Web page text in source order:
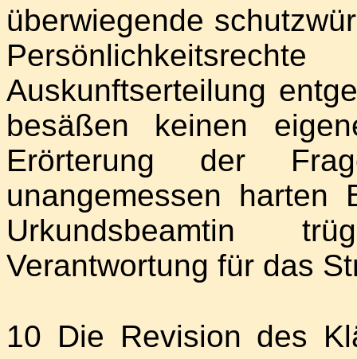
überwiegende
Auskunftserteilung
besäßen keinen
Erörterung der
unangemessen harten
Urkundsbeamtin
Verantwortung für das
10 Die Revision des